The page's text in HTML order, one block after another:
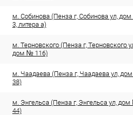
м. Собинова (Пенза г, Собинова ул,
3, литера а)
м. Терновского (Пенза г, Терновского
дом № 116)
м. Чаадаева (Пенза г, Чаадаева ул,
38)
м. Энгельса (Пенза г, Энгельса ул,
44)